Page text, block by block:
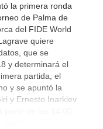
la primera ronda
de Palma de
del FIDE World
quiere
que se
y determinará el
partida, el
y se apuntó la
y Ernesto Inarkiev